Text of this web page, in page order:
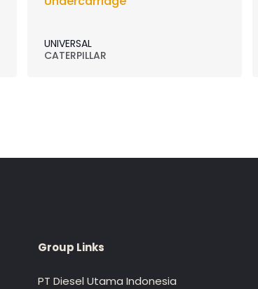
UNIVERSAL
CATERPILLAR
Group Links
PT Diesel Utama Indonesia